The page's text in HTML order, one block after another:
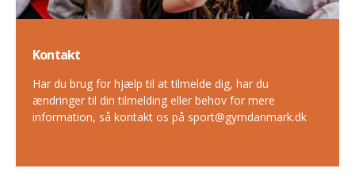
Kontakt
Har du brug for hjælp til at tilmelde dig, har du
ændringer til din tilmelding eller behov for mere
information, så kontakt os på sport@gymdanmark.dk